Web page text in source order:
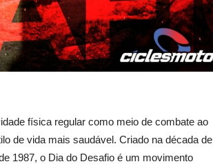
física regular como meio de combate ao
de vida mais saudável. Criado na década de
1987, o Dia do Desafio é um movimento